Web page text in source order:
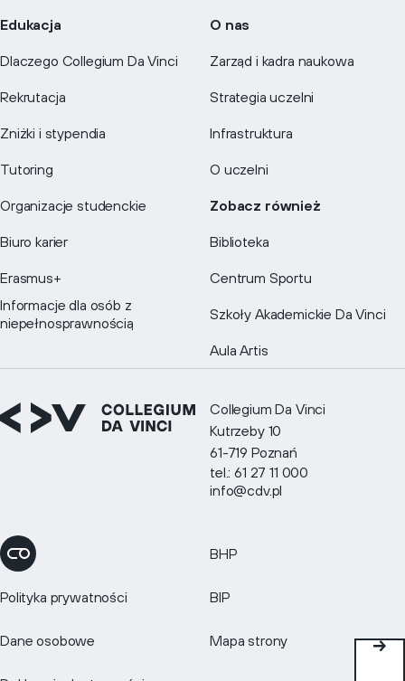
Edukacja
Dlaczego Collegium Da Vinci
Rekrutacja
Zniżki i stypendia
Tutoring
Organizacje studenckie
Biuro karier
Erasmus+
Informacje dla osób z
niepełnosprawnością
O nas
Zarząd i kadra naukowa
Strategia uczelni
Infrastruktura
O uczelni
Zobacz również
Biblioteka
Centrum Sportu
Szkoły Akademickie Da Vinci
Aula Artis
Collegium Da Vinci
Kutrzeby 10
61-719 Poznań
tel.: 61 27 11 000
info@cdv.pl
Zmień ustawienia cookies
Polityka prywatności
Dane osobowe
BHP
BIP
Mapa strony